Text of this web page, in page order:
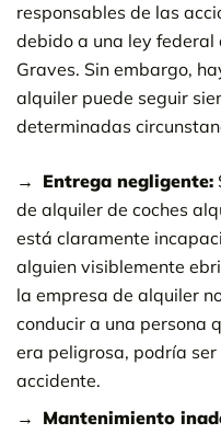
responsables de las
debido a una ley federal
Graves. Sin embargo,
alquiler puede seguir
determinadas
Entrega negligente:
de alquiler de coches
está claramente
alguien visiblemente
la empresa de alquiler
conducir a una persona
era peligrosa, podría
accidente.
Mantenimiento